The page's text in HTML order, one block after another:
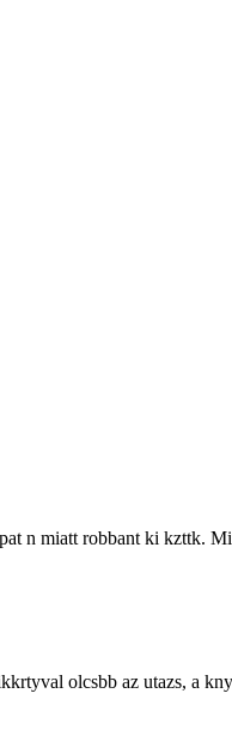
n miatt robbant ki kzttk.
olcsbb az utazs, a